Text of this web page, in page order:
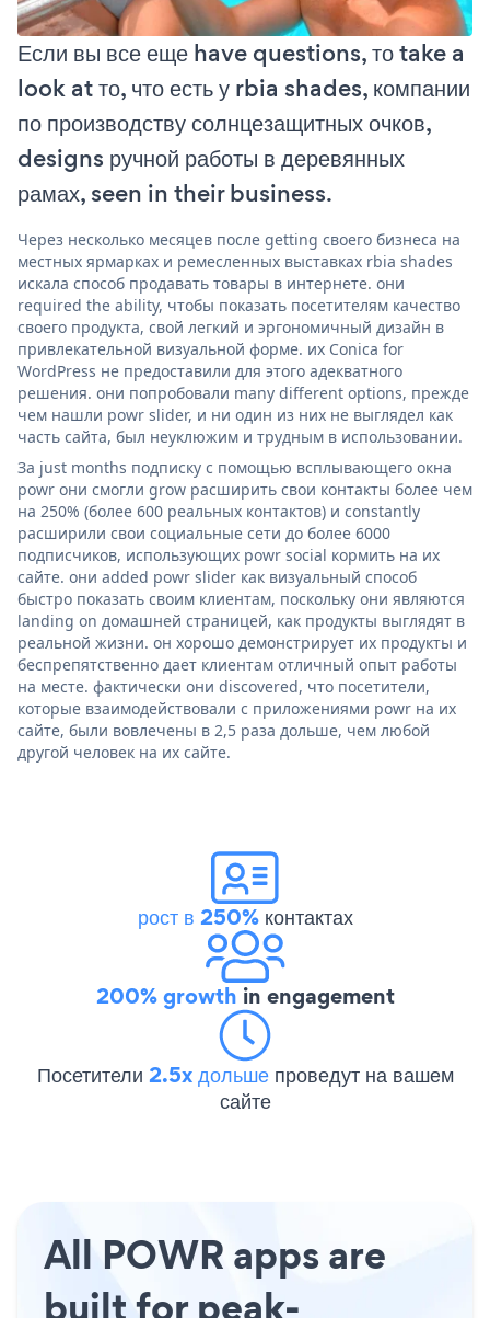
Если вы все еще have questions, то take a
look at то, что есть у rbia shades, компании
по производству солнцезащитных очков,
designs ручной работы в деревянных
рамах, seen in their business.
Через несколько месяцев после getting своего бизнеса на
местных ярмарках и ремесленных выставках rbia shades
искала способ продавать товары в интернете. они
required the ability, чтобы показать посетителям качество
своего продукта, свой легкий и эргономичный дизайн в
привлекательной визуальной форме. их Conica for
WordPress не предоставили для этого адекватного
решения. они попробовали many different options, прежде
чем нашли powr slider, и ни один из них не выглядел как
часть сайта, был неуклюжим и трудным в использовании.
За just months подписку с помощью всплывающего окна
powr они смогли grow расширить свои контакты более чем
на 250% (более 600 реальных контактов) и constantly
расширили свои социальные сети до более 6000
подписчиков, использующих powr social кормить на их
сайте. они added powr slider как визуальный способ
быстро показать своим клиентам, поскольку они являются
landing on домашней страницей, как продукты выглядят в
реальной жизни. он хорошо демонстрирует их продукты и
беспрепятственно дает клиентам отличный опыт работы
на месте. фактически они discovered, что посетители,
которые взаимодействовали с приложениями powr на их
сайте, были вовлечены в 2,5 раза дольше, чем любой
другой человек на их сайте.
рост в 250%контактах
200% growth in engagement
Посетители 2.5x дольше проведут на вашем
сайте
All POWR apps are
built for peak-